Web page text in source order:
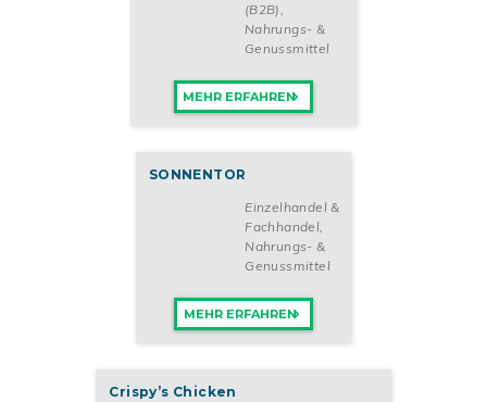
(B2B),
Nahrungs- &
Genussmittel
MEHR ERFAHREN
SONNENTOR
Einzelhandel &
Fachhandel,
Nahrungs- &
Genussmittel
MEHR ERFAHREN
Crispy’s Chicken